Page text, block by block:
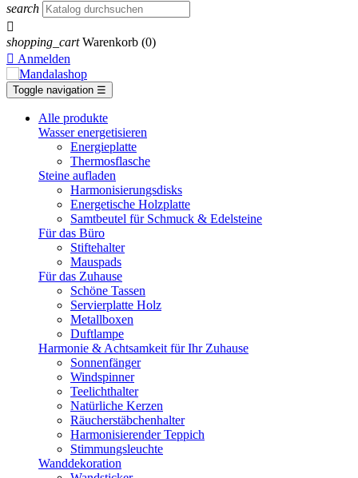
search

shopping_cart Warenkorb (0)
 Anmelden
Toggle navigation ☰
Alle produkte
Wasser energetisieren
Energieplatte​
Thermosflasche
Steine aufladen
Harmonisierungsdisks
Energetische Holzplatte
Samtbeutel für Schmuck & Edelsteine
Für das Büro
Stiftehalter
Mauspads
Für das Zuhause
Schöne Tassen
Servierplatte Holz
Metallboxen
Duftlampe
Harmonie & Achtsamkeit für Ihr Zuhause
Sonnenfänger
Windspinner
Teelichthalter
Natürliche Kerzen
Räucherstäbchenhalter
Harmonisierender Teppich
Stimmungsleuchte
Wanddekoration